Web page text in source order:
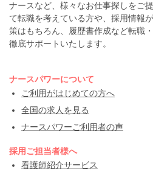
ナースなど、様々なお仕事探しをご
て転職を考えている方や、採用情報
策はもちろん、履歴書作成など転職
徹底サポートいたします。
ナースパワーについて
ご利用がはじめての方へ
全国の求人を見る
ナースパワーご利用者の声
採用ご担当者様へ
看護師紹介サービス